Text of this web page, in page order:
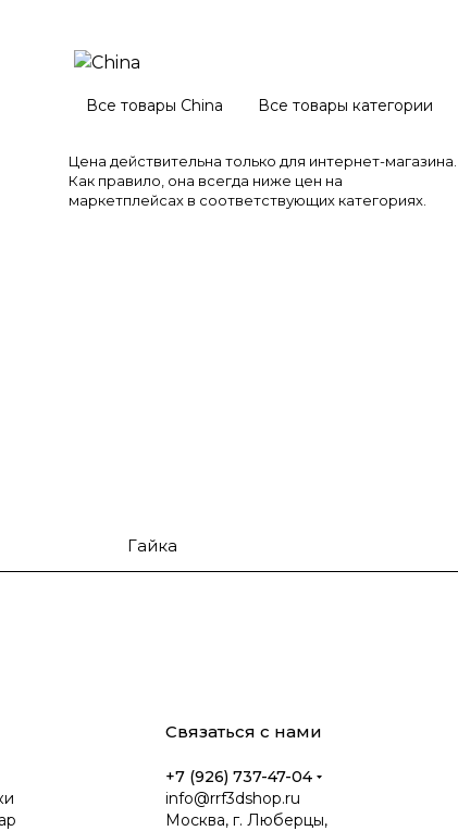
Все товары China Все товары категории
Цена действительна только для интернет-магазина.
Как правило, она всегда ниже цен на
маркетплейсах в соответствующих категориях.
Гайка
Связаться с нами
+7 (926) 737-47-04
info@rrf3dshop.ru
Москва, г. Люберцы,